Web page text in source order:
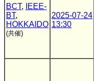
BCT,
IEEE-
BT,
HOKKAIDO
(共催)
2025-07-24
13:30